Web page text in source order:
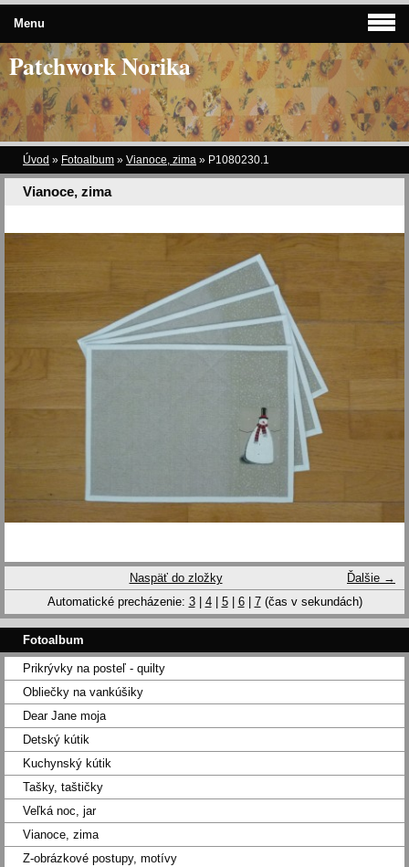
Patchwork Norika
Úvod » Fotoalbum » Vianoce, zima » P1080230.1
Vianoce, zima
Ďalšie →
Naspäť do zložky
Automatické precházenie: 3| 4| 5| 6| 7(čas v sekundách)
Menu
Fotoalbum
Prikrývky na posteľ - quilty
Obliečky na vankúšiky
Dear Jane moja
Detský kútik
Kuchynský kútik
Tašky, taštičky
Veľká noc, jar
Vianoce, zima
Z-obrázkové postupy, motívy